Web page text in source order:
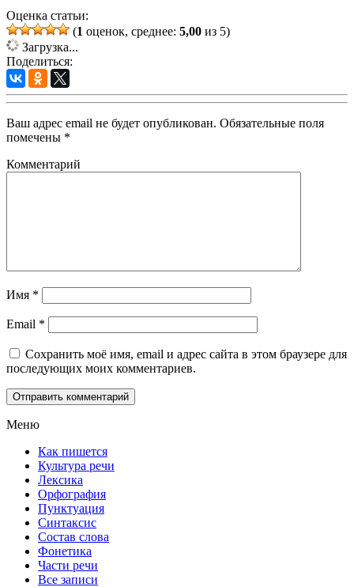
Оценка статьи:
(1 оценок, среднее: 5,00 из 5)
Загрузка...
Поделиться:
Ваш адрес email не будет опубликован. Обязательные поля
помечены *
Комментарий
Имя *
Email *
Сохранить моё имя, email и адрес сайта в этом браузере для
последующих моих комментариев.
Меню
Как пишется
Культура речи
Лексика
Орфография
Пунктуация
Синтаксис
Состав слова
Фонетика
Части речи
Все записи